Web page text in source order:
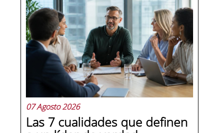
07 Agosto 2026
Las 7 cualidades que definen